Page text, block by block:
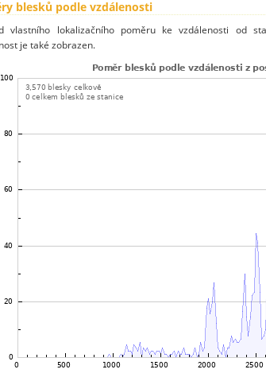
blesků podle vzdálenosti
vlastního lokalizačního poměru ke vzdálenosti od
je také zobrazen.